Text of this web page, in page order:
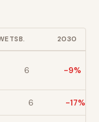
2030
6 -9%
6 -17%